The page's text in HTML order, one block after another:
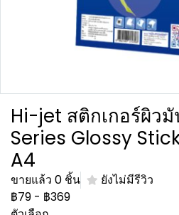
Hi-jet สติกเกอร์ผิว
Series Glossy
A4
ขายแล้ว 0 ชิ้น
ยังไม่มีรีวิว
฿79 - ฿369